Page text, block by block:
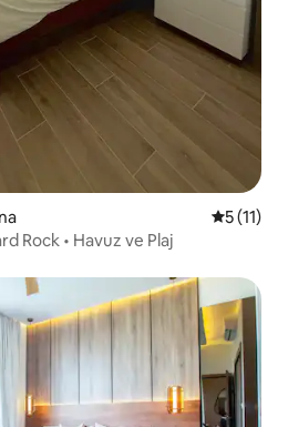
55 (11)
Rock • Havuz ve Plaj
en beğenilenler arasında